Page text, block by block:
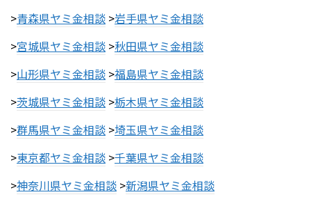
>青森県ヤミ金相談 >岩手県ヤミ金相談
>宮城県ヤミ金相談 >秋田県ヤミ金相談
>山形県ヤミ金相談 >福島県ヤミ金相談
>茨城県ヤミ金相談 >栃木県ヤミ金相談
>群馬県ヤミ金相談 >埼玉県ヤミ金相談
>東京都ヤミ金相談 >千葉県ヤミ金相談
>神奈川県ヤミ金相談 >新潟県ヤミ金相談